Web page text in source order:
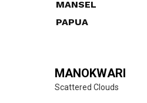
MANSEL
PAPUA
MANOKWARI
Scattered Clouds